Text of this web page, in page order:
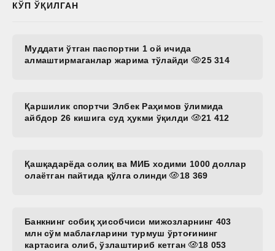
КЎП ЎҚИЛГАН
Муддати ўтган паспортни 1 ой ичида
алмаштирмаганлар жарима тўлайди
25 314
Қаршилик спортчи Элбек Раҳимов ўлимида
айбдор 26 кишига суд ҳукми ўқилди
21 412
Қашқадарёда солиқ ва МИБ ходими 1000 доллар
олаётган пайтида қўлга олинди
18 369
Банкнинг собиқ ҳисобчиси мижозларнинг 403
млн сўм маблағларини турмуш ўртоғининг
картасига олиб, ўзлаштириб кетган
18 053